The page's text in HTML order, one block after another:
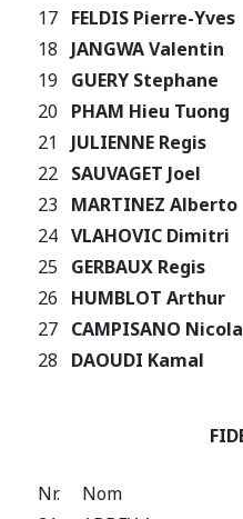
17 FELDIS Pierre-Yves
18
JANGWA Valentin
19
GUERY Stephane
20
PHAM Hieu Tuong
21
JULIENNE Regis
22 SAUVAGET Joel
23
MARTINEZ Alberto
24 VLAHOVIC Dimitri
25
GERBAUX Regis
26
HUMBLOT Arthur
27 CAMPISANO
28
DAOUDI Kamal
Nr.
Nom